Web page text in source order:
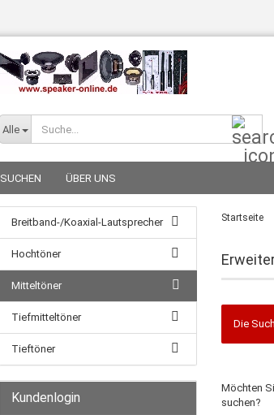
Alle
SUCHEN ÜBER UNS
Startseite
Die
SIE
NOCH
Möchten
suchen?
Breitband-/Koaxial-Lautsprecher
Hochtöner
Mitteltöner
Tiefmitteltöner
Tieftöner
Kundenlogin